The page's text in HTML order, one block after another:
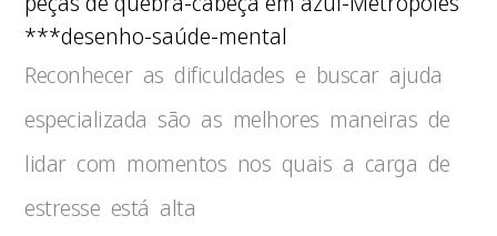
***desenho-saúde-mental
Reconhecer as dificuldades e buscar ajuda
especializada são as melhores maneiras de
lidar com momentos nos quais a carga de
estresse está alta